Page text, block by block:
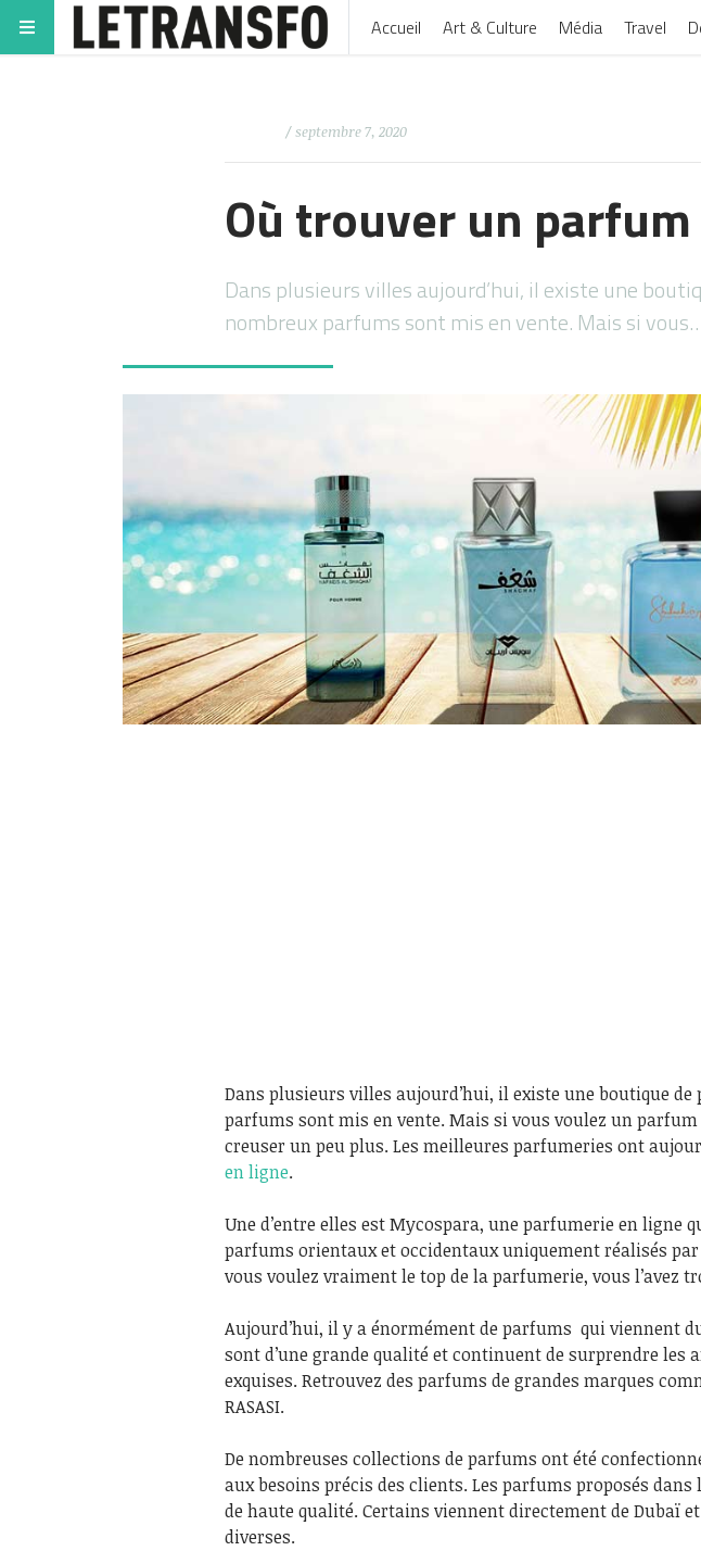
Accueil Art & Culture Média Travel
/ septembre 7, 2020
Où trouver un
Dans plusieurs villes aujourd’hui, il existe une
nombreux parfums sont mis en vente. Mais si
Dans plusieurs villes aujourd’hui, il existe une boutique
parfums sont mis en vente. Mais si vous voulez un
creuser un peu plus. Les meilleures parfumeries ont
en ligne.
Une d’entre elles est Mycospara, une parfumerie en ligne
parfums orientaux et occidentaux uniquement réalisés par
vous voulez vraiment le top de la parfumerie, vous l’avez
Aujourd’hui, il y a énormément de parfums qui viennent
sont d’une grande qualité et continuent de surprendre les
exquises. Retrouvez des parfums de grandes marques
RASASI.
De nombreuses collections de parfums ont été
aux besoins précis des clients. Les parfums proposés
de haute qualité. Certains viennent directement de Dubaï
diverses.